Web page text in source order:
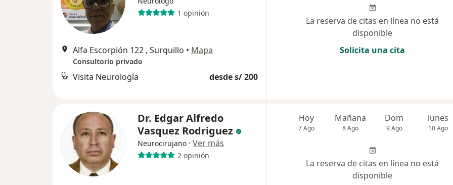
1 opinión
Alfa Escorpión 122 , Surquillo • Mapa
Consultorio privado
Visita Neurología desde s/ 200
La reserva de citas en línea no está
disponible
Solicita una cita
Dr. Edgar Alfredo
Vasquez Rodriguez
Neurocirujano · Ver más
2 opinión
Hoy
7 Ago
Mañana
8 Ago
Dom
9 Ago
lunes
10 Ago
La reserva de citas en línea no está
disponible